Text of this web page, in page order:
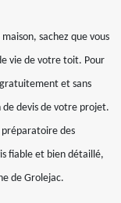
sachez que vous
vie de votre toit. Pour
et sans
devis de votre projet.
des
fiable et bien détaillé,
de Grolejac.